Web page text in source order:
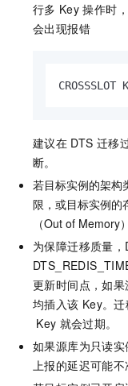
行多 Key 操作时
会出现报错
建议在 DTS 迁移
断。
若目标实例的架构
限，或目标实例的
（Out of Memory
为保障迁移质量，
更新时间点，如
均插入该 Key。
Key 就会过期。
如果源库为只读实
上报的延迟可能不